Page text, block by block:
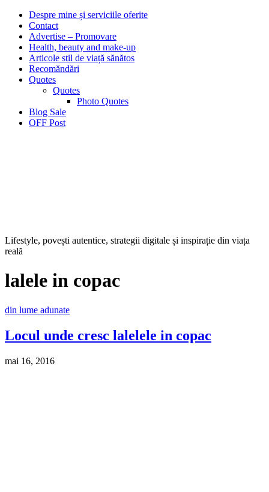
Despre mine și serviciile oferite
Contact
Advertise – Promovare
Health, beauty and make-up
Articole stil de viață sănătos
Recomăndări
Quotes
Quotes
Photo Quotes
Blog Sale
OFF Post
Lifestyle, povești autentice, strategii digitale și inspirație din viața
reală
lalele in copac
din lume adunate
Locul unde cresc lalelele in copac
mai 16, 2016